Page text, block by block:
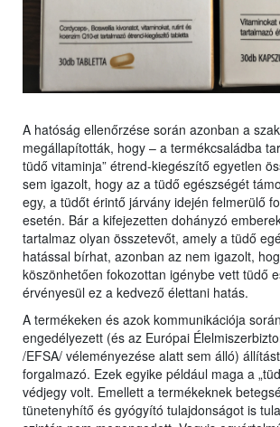
A hatóság ellenőrzése során azonban a
megállapították, hogy – a termékcsaládba
tüdő vitaminja” étrend-kiegészítő egyetlen
sem igazolt, hogy az a tüdő egészségét
egy, a tüdőt érintő járvány idején felmerülő
esetén. Bár a kifejezetten dohányzó
tartalmaz olyan összetevőt, amely a tüdő
hatással bírhat, azonban az nem igazolt,
köszönhetően fokozottan igénybe vett tüdő
érvényesül ez a kedvező élettani hatás.
A termékeken és azok kommunikációja
engedélyezett (és az Európai
/EFSA/ véleményezése alatt sem álló)
forgalmazó. Ezek egyike például maga a
védjegy volt. Emellett a termékeknek
tünetenyhítő és gyógyító tulajdonságot is